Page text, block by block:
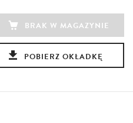
BRAK W MAGAZYNIE
POBIERZ OKŁADKĘ